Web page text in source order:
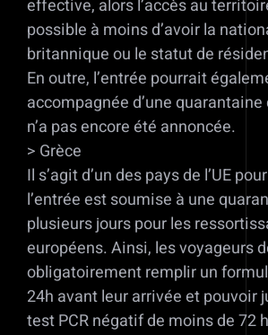
effective, alors l’accès au
possible à moins d’avoir la
britannique ou le statut de
En outre, l’entrée pourrait
accompagnée d’une
n’a pas encore été annoncée.
> Grèce
Il s’agit d’un des pays de l’UE
l’entrée est soumise à une
plusieurs jours pour les
européens. Ainsi, les voyageurs
obligatoirement remplir un
24h avant leur arrivée et pouvoir
test PCR négatif de moins de 72